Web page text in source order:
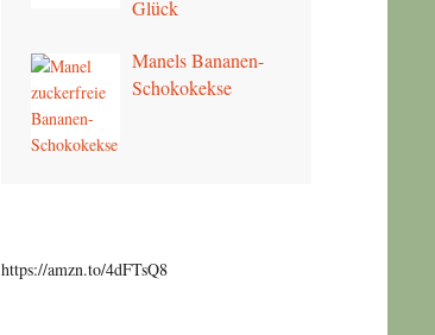
Glück
Manels Bananen-
Schokokekse
https://amzn.to/4dFTsQ8